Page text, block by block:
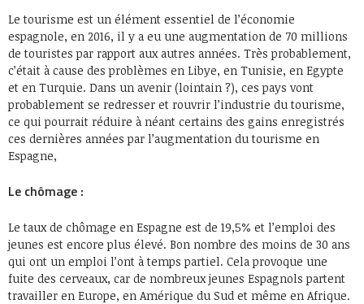
Le tourisme est un élément essentiel de l’économie
espagnole, en 2016, il y a eu une augmentation de 70 millions
de touristes par rapport aux autres années. Très probablement,
c’était à cause des problèmes en Libye, en Tunisie, en Egypte
et en Turquie. Dans un avenir (lointain ?), ces pays vont
probablement se redresser et rouvrir l’industrie du tourisme,
ce qui pourrait réduire à néant certains des gains enregistrés
ces dernières années par l’augmentation du tourisme en
Espagne,
Le chômage :
Le taux de chômage en Espagne est de 19,5% et l’emploi des
jeunes est encore plus élevé. Bon nombre des moins de 30 ans
qui ont un emploi l’ont à temps partiel. Cela provoque une
fuite des cerveaux, car de nombreux jeunes Espagnols partent
travailler en Europe, en Amérique du Sud et même en Afrique.